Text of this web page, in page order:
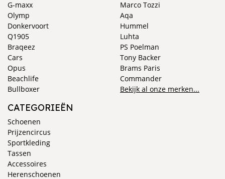
G-maxx
Olymp
Donkervoort
Q1905
Braqeez
Cars
Opus
Beachlife
Bullboxer
Marco Tozzi
Aqa
Hummel
Luhta
PS Poelman
Tony Backer
Brams Paris
Commander
Bekijk al onze merken...
CATEGORIEËN
Schoenen
Prijzencircus
Sportkleding
Tassen
Accessoires
Herenschoenen